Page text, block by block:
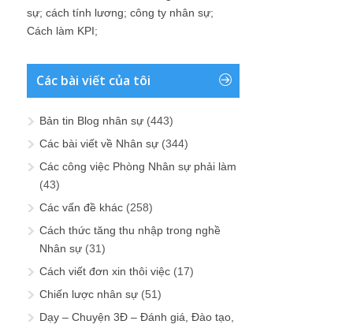
sự; cách tính lương; công ty nhân sự;
Cách làm KPI;
Các bài viết của tôi
Bản tin Blog nhân sự (443)
Các bài viết về Nhân sự (344)
Các công việc Phòng Nhân sự phải làm
(43)
Các vấn đề khác (258)
Cách thức tăng thu nhập trong nghề
Nhân sự (31)
Cách viết đơn xin thôi việc (17)
Chiến lược nhân sự (51)
Dạy – Chuyện 3Đ – Đánh giá, Đào tạo,